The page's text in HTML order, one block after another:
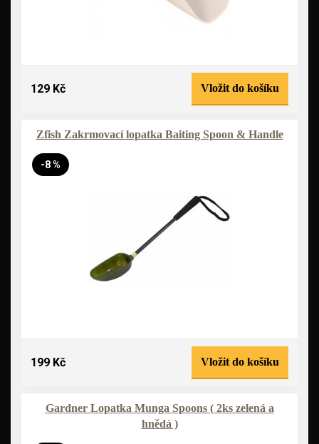
129 Kč Vložit do košíku
Zfish Zakrmovací lopatka Baiting Spoon & Handle
-8 %
199 Kč Vložit do košíku
Gardner Lopatka Munga Spoons ( 2ks zelená a
hnědá )